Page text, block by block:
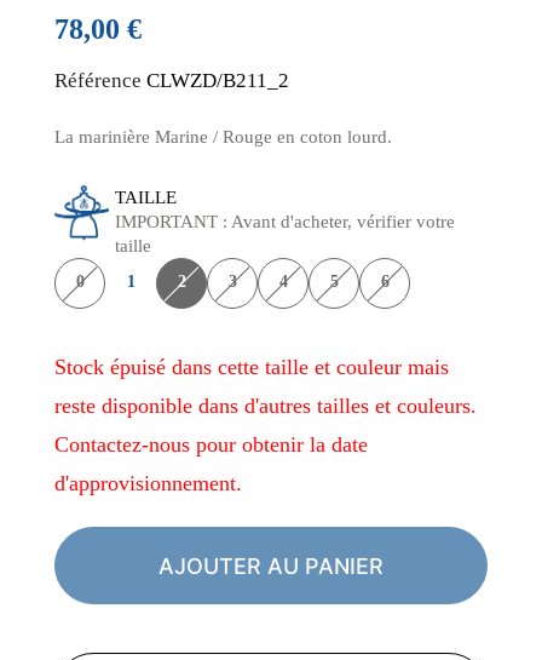
78,00 €
Référence CLWZD/B211_2
La marinière Marine / Rouge en coton lourd.
TAILLE
IMPORTANT : Avant d'acheter, vérifier votre
taille
0 1 2 3 4 5 6
Stock épuisé dans cette taille et couleur mais
reste disponible dans d'autres tailles et couleurs.
Contactez-nous pour obtenir la date
d'approvisionnement.
AJOUTER AU PANIER